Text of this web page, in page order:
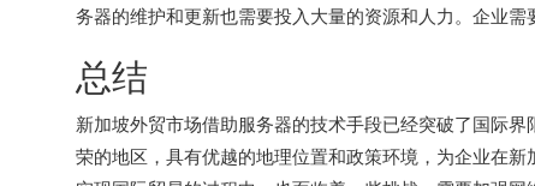
务器的维护和更新也需要投入大量的资源和人力。企业
总结
新加坡外贸市场借助服务器的技术手段已经突破了国际
荣的地区，具有优越的地理位置和政策环境，为企业在